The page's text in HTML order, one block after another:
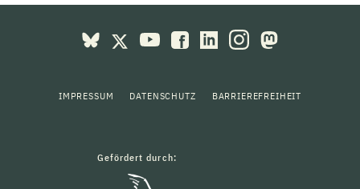
IMPRESSUM DATENSCHUTZ BARRIEREFREIHEIT
Gefördert durch: